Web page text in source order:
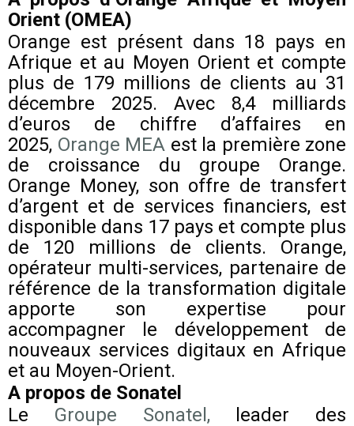
Orient (OMEA)
Orange est présent dans 18 pays en
Afrique et au Moyen Orient et compte
plus de 179 millions de clients au 31
décembre 2025. Avec 8,4 milliards
d’euros de chiffre d’affaires en
2025, Orange MEA est la première zone
de croissance du groupe Orange.
Orange Money, son offre de transfert
d’argent et de services financiers, est
disponible dans 17 pays et compte plus
de 120 millions de clients. Orange,
opérateur multi-services, partenaire de
référence de la transformation digitale
apporte son expertise pour
accompagner le développement de
nouveaux services digitaux en Afrique
et au Moyen-Orient.
A propos de Sonatel
Le Groupe Sonatel,leader des